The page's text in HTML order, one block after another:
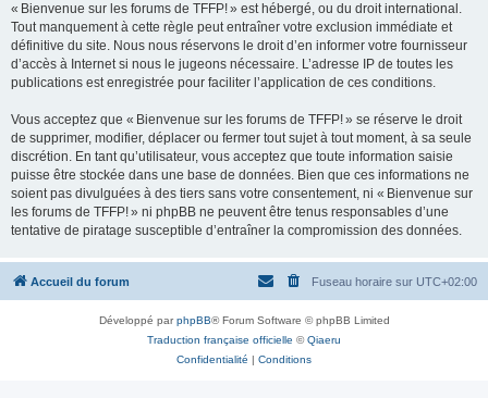
« Bienvenue sur les forums de TFFP! » est hébergé, ou du droit international.
Tout manquement à cette règle peut entraîner votre exclusion immédiate et
définitive du site. Nous nous réservons le droit d’en informer votre fournisseur
d’accès à Internet si nous le jugeons nécessaire. L’adresse IP de toutes les
publications est enregistrée pour faciliter l’application de ces conditions.
Vous acceptez que « Bienvenue sur les forums de TFFP! » se réserve le droit
de supprimer, modifier, déplacer ou fermer tout sujet à tout moment, à sa seule
discrétion. En tant qu’utilisateur, vous acceptez que toute information saisie
puisse être stockée dans une base de données. Bien que ces informations ne
soient pas divulguées à des tiers sans votre consentement, ni « Bienvenue sur
les forums de TFFP! » ni phpBB ne peuvent être tenus responsables d’une
tentative de piratage susceptible d’entraîner la compromission des données.
Accueil du forum Fuseau horaire sur UTC+02:00
Développé parphpBB® Forum Software © phpBB Limited
Traduction française officielle ©Qiaeru
Confidentialité | Conditions